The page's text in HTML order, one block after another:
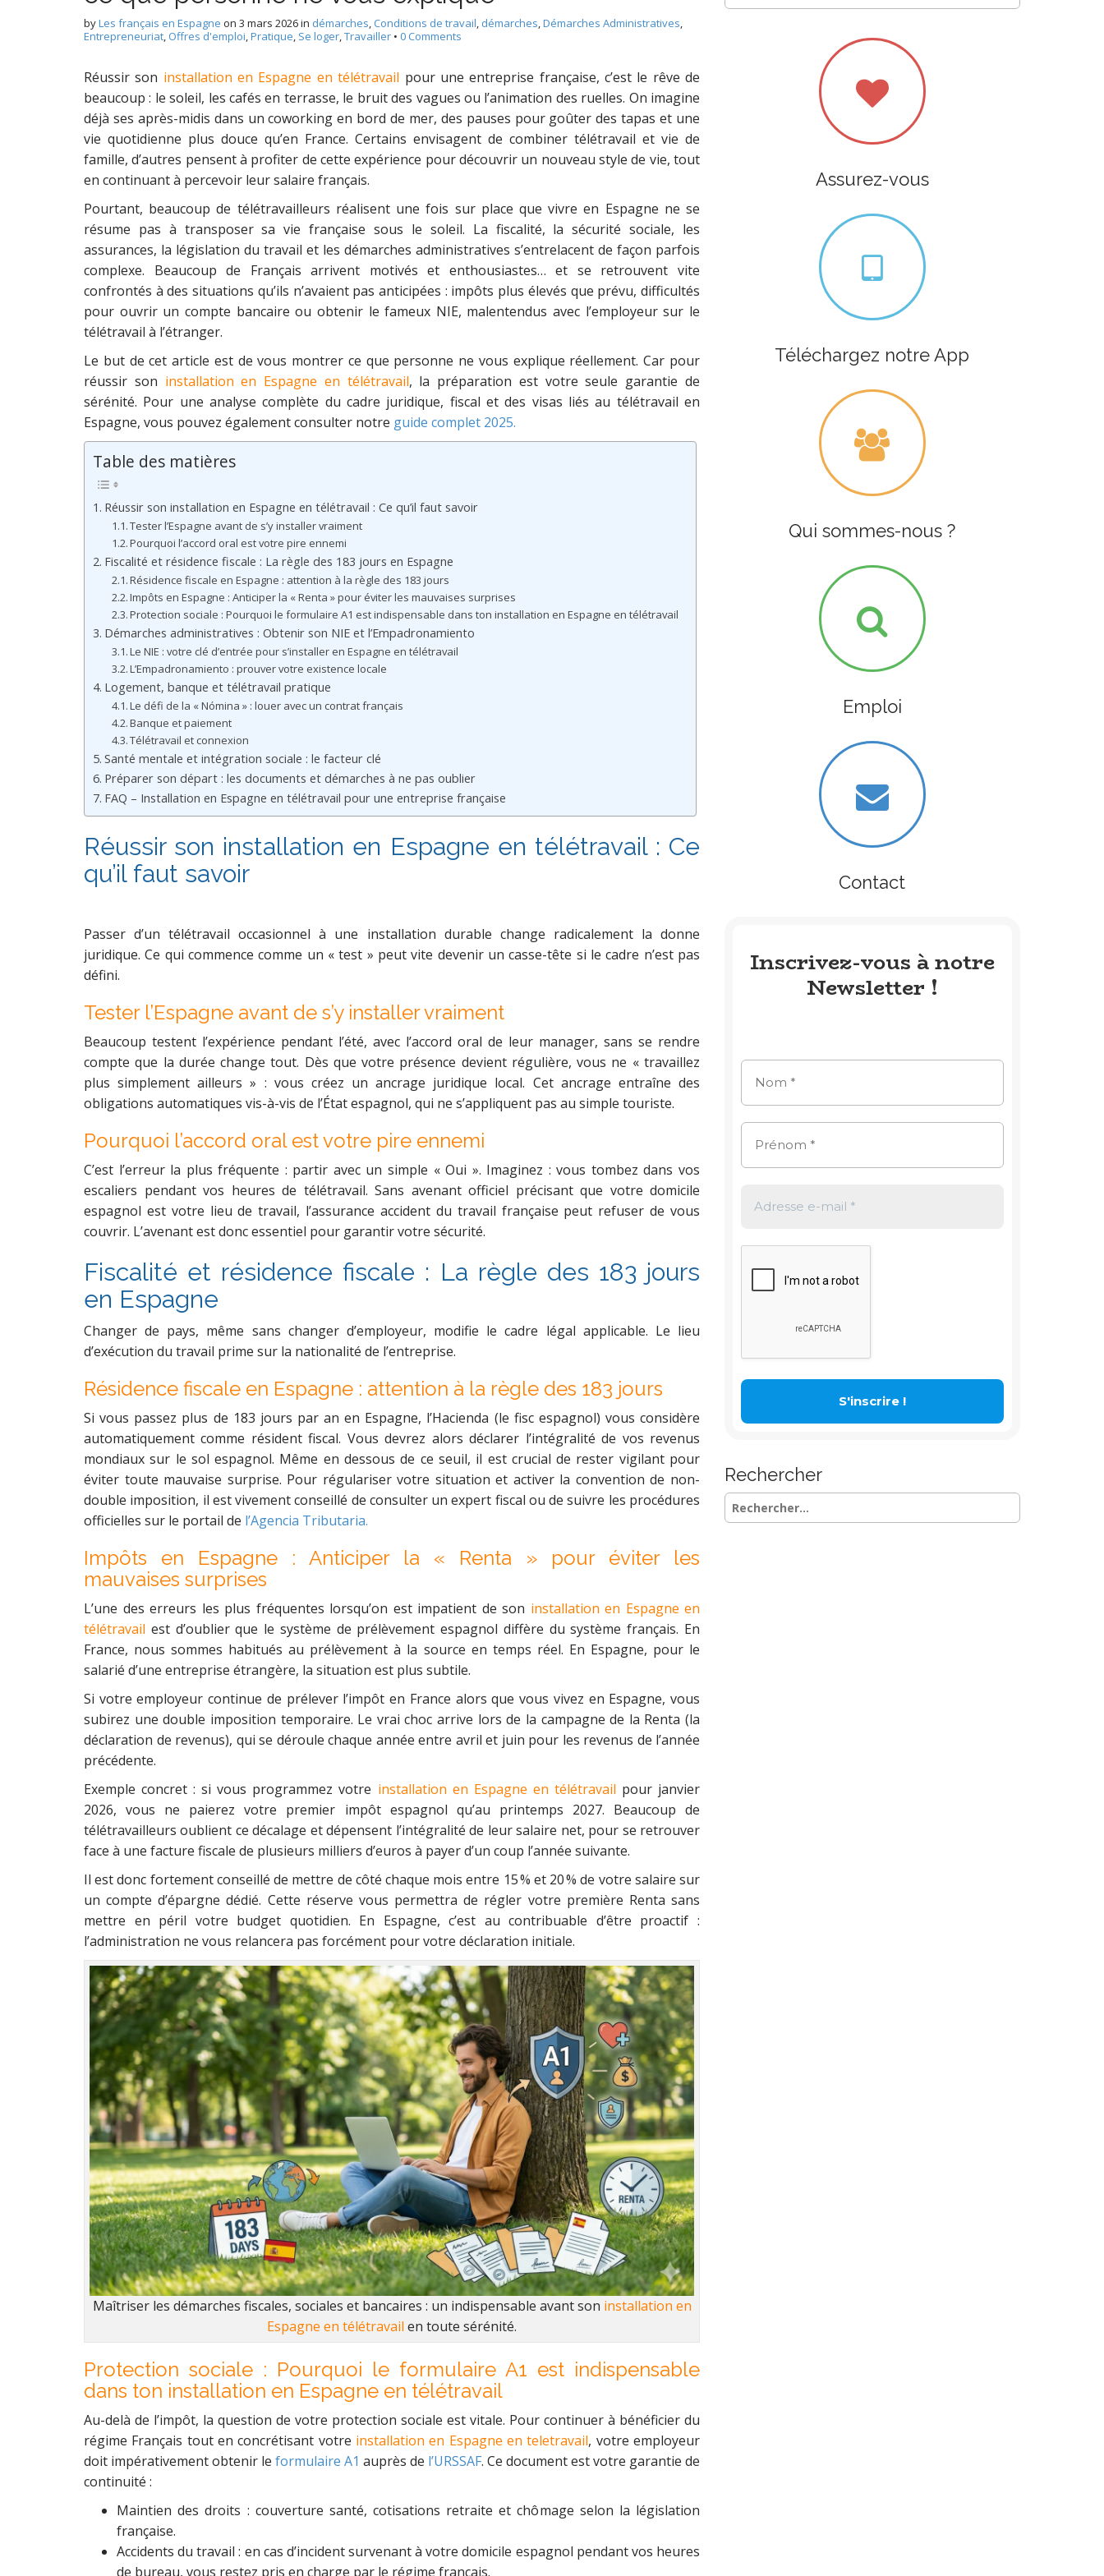
byLes français en Espagne on 3 mars 2026in démarches, Conditions de travail, démarches,Démarches Administratives,
Entrepreneuriat, Offres d'emploi,Pratique, Se loger,Travailler • 0 Comments
Réussir son installation en Espagne en télétravail pour une entreprise française, c’est le rêve de
beaucoup : le soleil, les cafés en terrasse, le bruit des vagues ou l’animation des ruelles. On imagine
déjà ses après-midis dans un coworking en bord de mer, des pauses pour goûter des tapas et une
vie quotidienne plus douce qu’en France. Certains envisagent de combiner télétravail et vie de
famille, d’autres pensent à profiter de cette expérience pour découvrir un nouveau style de vie, tout
en continuant à percevoir leur salaire français.
Pourtant, beaucoup de télétravailleurs réalisent une fois sur place que vivre en Espagne ne se
résume pas à transposer sa vie française sous le soleil. La fiscalité, la sécurité sociale, les
assurances, la législation du travail et les démarches administratives s’entrelacent de façon parfois
complexe. Beaucoup de Français arrivent motivés et enthousiastes… et se retrouvent vite
confrontés à des situations qu’ils n’avaient pas anticipées : impôts plus élevés que prévu, difficultés
pour ouvrir un compte bancaire ou obtenir le fameux NIE, malentendus avec l’employeur sur le
télétravail à l’étranger.
Le but de cet article est de vous montrer ce que personne ne vous explique réellement. Car pour
réussir son installation en Espagne en télétravail, la préparation est votre seule garantie de
sérénité. Pour une analyse complète du cadre juridique, fiscal et des visas liés au télétravail en
Espagne, vous pouvez également consulter notre guide complet 2025.
Table des matières
Réussir son installation en Espagne en télétravail : Ce qu’il faut savoir
Tester l’Espagne avant de s’y installer vraiment
Pourquoi l’accord oral est votre pire ennemi
Fiscalité et résidence fiscale : La règle des 183 jours en Espagne
Résidence fiscale en Espagne : attention à la règle des 183 jours
Impôts en Espagne : Anticiper la « Renta » pour éviter les mauvaises surprises
Protection sociale : Pourquoi le formulaire A1 est indispensable dans ton installation en Espagne en télétravail
Démarches administratives : Obtenir son NIE et l’Empadronamiento
Le NIE : votre clé d’entrée pour s’installer en Espagne en télétravail
L’Empadronamiento : prouver votre existence locale
Logement, banque et télétravail pratique
Le défi de la « Nómina » : louer avec un contrat français
Banque et paiement
Télétravail et connexion
Santé mentale et intégration sociale : le facteur clé
Préparer son départ : les documents et démarches à ne pas oublier
FAQ – Installation en Espagne en télétravail pour une entreprise française
Réussir son installation en Espagne en télétravail : Ce
qu’il faut savoir
Passer d’un télétravail occasionnel à une installation durable change radicalement la donne
juridique. Ce qui commence comme un « test » peut vite devenir un casse-tête si le cadre n’est pas
défini.
Tester l’Espagne avant de s’y installer vraiment
Beaucoup testent l’expérience pendant l’été, avec l’accord oral de leur manager, sans se rendre
compte que la durée change tout. Dès que votre présence devient régulière, vous ne « travaillez
plus simplement ailleurs » : vous créez un ancrage juridique local. Cet ancrage entraîne des
obligations automatiques vis-à-vis de l’État espagnol, qui ne s’appliquent pas au simple touriste.
Pourquoi l’accord oral est votre pire ennemi
C’est l’erreur la plus fréquente : partir avec un simple « Oui ». Imaginez : vous tombez dans vos
escaliers pendant vos heures de télétravail. Sans avenant officiel précisant que votre domicile
espagnol est votre lieu de travail, l’assurance accident du travail française peut refuser de vous
couvrir. L’avenant est donc essentiel pour garantir votre sécurité.
Fiscalité et résidence fiscale : La règle des 183 jours
en Espagne
Changer de pays, même sans changer d’employeur, modifie le cadre légal applicable. Le lieu
d’exécution du travail prime sur la nationalité de l’entreprise.
Résidence fiscale en Espagne : attention à la règle des 183 jours
Si vous passez plus de 183 jours par an en Espagne, l’Hacienda (le fisc espagnol) vous considère
automatiquement comme résident fiscal. Vous devrez alors déclarer l’intégralité de vos revenus
mondiaux sur le sol espagnol. Même en dessous de ce seuil, il est crucial de rester vigilant pour
éviter toute mauvaise surprise. Pour régulariser votre situation et activer la convention de non-
double imposition, il est vivement conseillé de consulter un expert fiscal ou de suivre les procédures
officielles sur le portail de l’Agencia Tributaria.
Impôts en Espagne : Anticiper la « Renta » pour éviter les
mauvaises surprises
L’une des erreurs les plus fréquentes lorsqu’on est impatient de son installation en Espagne en
télétravail est d’oublier que le système de prélèvement espagnol diffère du système français. En
France, nous sommes habitués au prélèvement à la source en temps réel. En Espagne, pour le
salarié d’une entreprise étrangère, la situation est plus subtile.
Si votre employeur continue de prélever l’impôt en France alors que vous vivez en Espagne, vous
subirez une double imposition temporaire. Le vrai choc arrive lors de la campagne de la Renta (la
déclaration de revenus), qui se déroule chaque année entre avril et juin pour les revenus de l’année
précédente.
Exemple concret : si vous programmez votre installation en Espagne en télétravail pour janvier
2026, vous ne paierez votre premier impôt espagnol qu’au printemps 2027. Beaucoup de
télétravailleurs oublient ce décalage et dépensent l’intégralité de leur salaire net, pour se retrouver
face à une facture fiscale de plusieurs milliers d’euros à payer d’un coup l’année suivante.
Il est donc fortement conseillé de mettre de côté chaque mois entre 15 % et 20 % de votre salaire sur
un compte d’épargne dédié. Cette réserve vous permettra de régler votre première Renta sans
mettre en péril votre budget quotidien. En Espagne, c’est au contribuable d’être proactif :
l’administration ne vous relancera pas forcément pour votre déclaration initiale.
Maîtriser les démarches fiscales, sociales et bancaires : un indispensable avant son installation en
Espagne en télétravail en toute sérénité.
Protection sociale : Pourquoi le formulaire A1 est indispensable
dans ton installation en Espagne en télétravail
Au-delà de l’impôt, la question de votre protection sociale est vitale. Pour continuer à bénéficier du
régime Français tout en concrétisant votre installation en Espagne en teletravail, votre employeur
doit impérativement obtenir le formulaire A1 auprès de l’URSSAF. Ce document est votre garantie de
continuité :
Maintien des droits : couverture santé, cotisations retraite et chômage selon la législation
française.
Accidents du travail : en cas d’incident survenant à votre domicile espagnol pendant vos heures
de bureau, vous restez pris en charge par le régime français.
Assurez-vous
Téléchargez notre App
Qui sommes-nous ?
Emploi
Contact
Inscrivez-vous à notre
Newsletter !
Rechercher
Rechercher :